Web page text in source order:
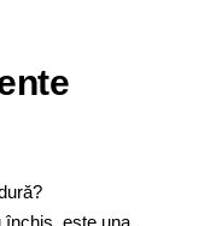
închis, este una